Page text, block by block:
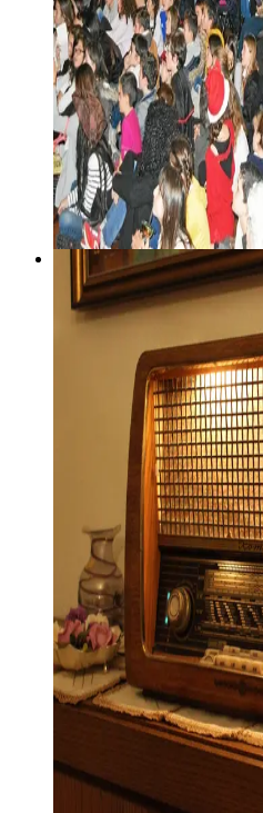
breton
17 décembre 2006
An Abadenn #6